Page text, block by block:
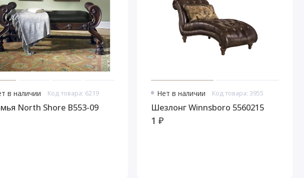
в наличии Код товара: 6219
North Shore B553-09
Нет в наличии Код товара: 3955
Шезлонг Winnsboro 5560215
1 ₽